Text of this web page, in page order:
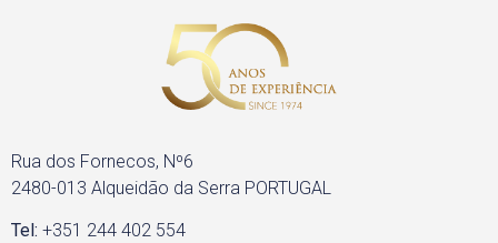
Rua dos Fornecos, Nº6
2480-013 Alqueidão da Serra PORTUGAL
Tel: +351 244 402 554